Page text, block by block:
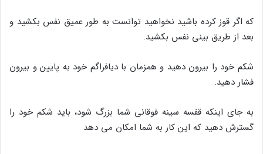
که اگر قوز کرده باشید نخواهید توانست به طور عمیق نفس بکشید و
بعد از طریق بینی نفس بکشید.
شکم خود را بیرون دهید و همزمان با دیافراگم خود به پایین و بیرون
فشار دهید.
به جای اینکه قفسه سینه فوقانی شما بزرگ شود، باید شکم خود را
گسترش دهید که این کار به شما امکان می دهد